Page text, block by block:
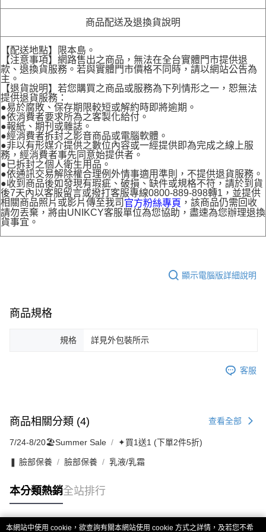
商品配送及退換貨說明
【配送地點】限本島。
【注意事項】網路售出之商品，無法在全台實體門市提供退
款、退換貨服務。若與實體門市價格不同時，請以網站公告為
主。
【退貨說明】若您購買之商品或服務為下列情形之一，恕無法
提供退貨服務：
●易於腐敗、保存期限較短或解約時即將逾期。
●依消費者要求所為之客製化給付。
●報紙、期刊或雜誌。
●經消費者拆封之影音商品或電腦軟體。
●非以有形媒介提供之數位內容或一經提供即為完成之線上服
務，經消費者事先同意始提供者。
●已拆封之個人衛生用品。
●依通訊交易解除權合理例外情事適用準則，不提供退貨服務。
●收到商品後如發現有瑕疵、破損、缺件或規格不符，請於到貨
後7天內以客服留言或撥打客服專線0800-889-898轉1，並提供
相關商品照片或影片傳至我司 官方粉絲專頁 ，該商品仍需回收
請勿丟棄，將由UNIKCY客服單位為您協助，盡速為您辦理退換
貨事宜。
顯示電腦版詳細說明
商品規格
規格 詳見外包裝所示
客服
商品相關分類 (4) 查看全部
7/24-8/20🏖️Summer Sale ✦買1送1 (下單2件5折)
❚ 臉部保養 臉部保養 乳液/乳霜
本分類熱銷全站排行
本網站中使用 cookie，欲查詢有關本網站使用 cookie 方式之詳情，及若您不希